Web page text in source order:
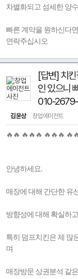
차별화되고 섬세한 양
빠른 계약을 원하신다면
연락주십시오
[답변] 치
인 있으니
010-
김윤상 창업에이전트
🔥🔥 🔥🔥🔥 🔥🔥🔥
안녕하세요.
매장에 대해 간단한 유
방향성에 대해 확실하
특히 덤프치킨은 제 많
며
매장방문 상권분석 같